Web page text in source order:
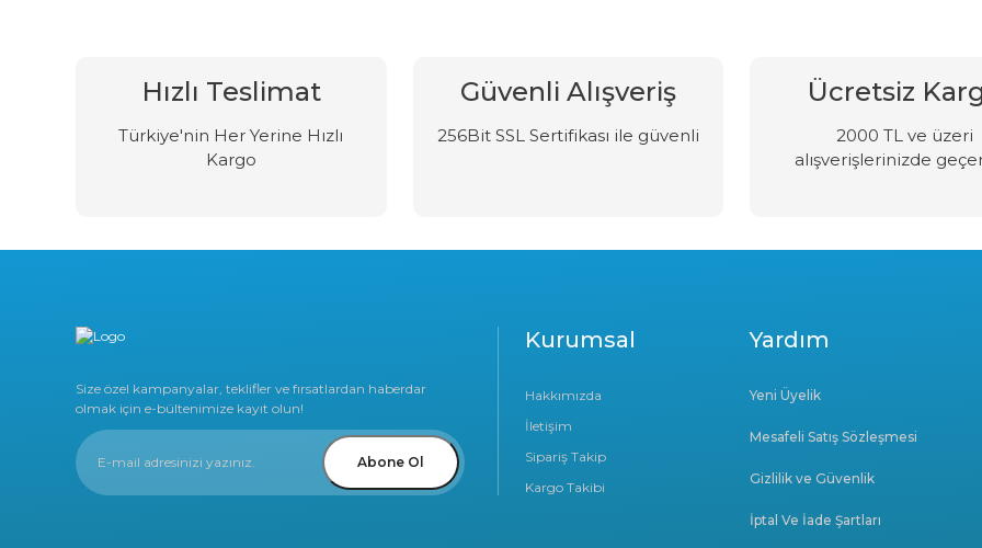
Hızlı Teslimat
Türkiye'nin Her Yerine Hızlı
Kargo
Güvenli Alışveriş
256Bit SSL Sertifikası ile güvenli
Ücretsiz
2000 TL ve üzeri
alışverişlerinizde
Size özel kampanyalar, teklifler ve fırsatlardan haberdar
olmak için e-bültenimize kayıt olun!
Abone Ol
Kurumsal
Hakkımızda
İletişim
Sipariş Takip
Kargo Takibi
Yardım
Yeni Üyelik
Mesafeli Satış Sözleşmesi
Gizlilik ve Güvenlik
İptal Ve İade Şartları